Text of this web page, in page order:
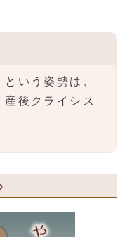
いう姿勢は、
後クライシス